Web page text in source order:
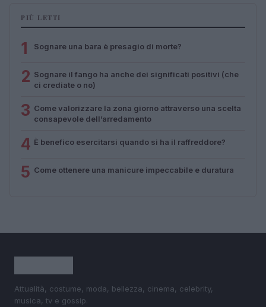
PIÙ LETTI
1 Sognare una bara è presagio di morte?
2 Sognare il fango ha anche dei significati positivi (che
ci crediate o no)
3 Come valorizzare la zona giorno attraverso una scelta
consapevole dell’arredamento
4 È benefico esercitarsi quando si ha il raffreddore?
5 Come ottenere una manicure impeccabile e duratura
Attualità, costume, moda, bellezza, cinema, celebrity,
musica, tv e gossip.